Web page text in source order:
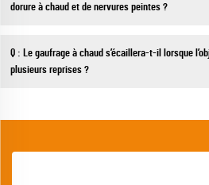
dorure à chaud et de nervures peintes ?
Q : Le gaufrage à chaud s’écaillera-t-il lorsque
plusieurs reprises ?